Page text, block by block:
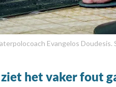
Evangelos
ziet het vaker fout